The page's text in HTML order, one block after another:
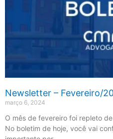
Newsletter – Fevereiro/
março 6, 2024
O mês de fevereiro foi repleto
No boletim de hoje, você vai